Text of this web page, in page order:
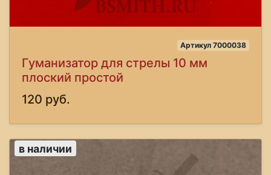
Артикул 7000038
Гуманизатор для стрелы 10 мм
плоский простой
120 руб.
в наличии